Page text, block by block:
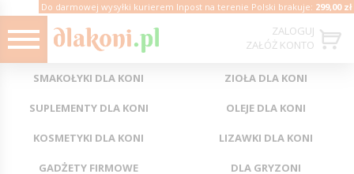
ZALOGUJ
ZAŁÓŻ KONTO
Do darmowej wysyłki kurierem Inpost na terenie Polski brakuje: 299,00 zł
SMAKOŁYKI DLA KONI ZIOŁA DLA KONI
SUPLEMENTY DLA KONI OLEJE DLA KONI
KOSMETYKI DLA KONI LIZAWKI DLA KONI
GADŻETY FIRMOWE DLA GRYZONI